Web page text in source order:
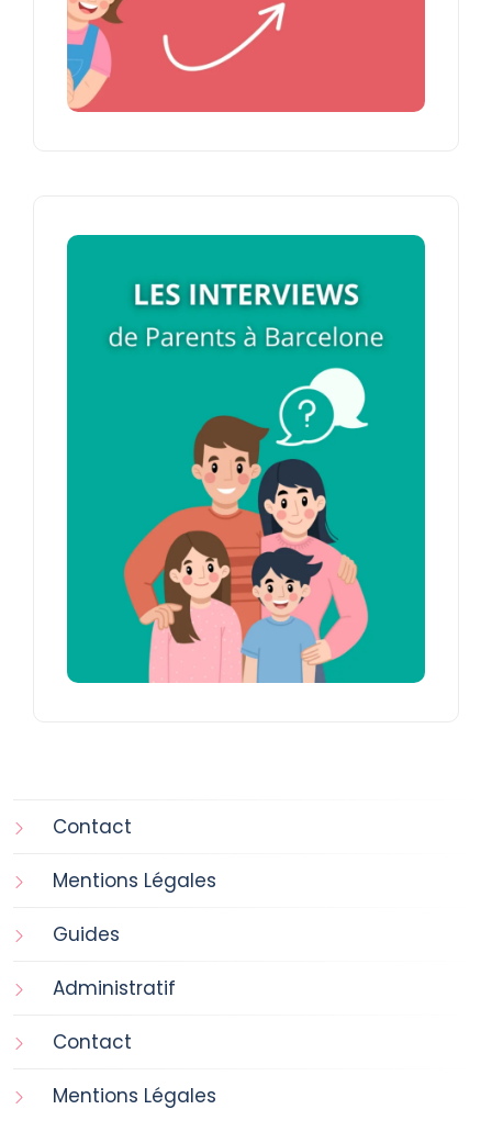
Contact
Mentions Légales
Guides
Administratif
Contact
Mentions Légales